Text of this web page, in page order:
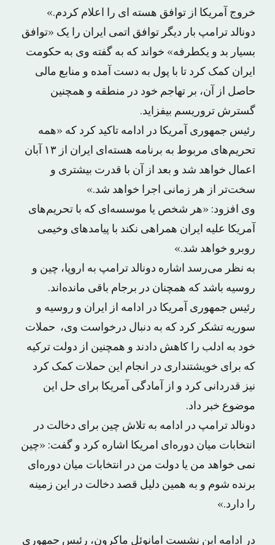
خروج آمریکا از توافق هسته ای را اعلام کردم.»
دونالد ترامپ بار دیگر توافق اتمی ایران را یک «توافق
بسیار بد و یکطرفه» خواند که به گفته وی به حکومت
ایران کمک کرد تا با پول به دست آمده و منابع مالی
حاصل از آن، بر تهاجم خود در منطقه و همچنین
گسترش تروریسم بیفزاید.
رئیس جمهوری آمریکا در ادامه تاکید کرد که «همه
تحریم‌های مربوط به برنامه هسته‌ای ایران از ۱۳ آبان
اعمال خواهد شد و بعد از آن با قدرت بیشتری و
سخت‌تر از هر زمانی اجرا خواهد شد.»
وی افزود: «هر شخص یا موسسه‌ای که با تحریم‌های
آمریکا علیه ایران همراهی نکند با پیامدهای وخیمی
روبرو خواهد شد.»
به نظر می‌رسد اشاره دونالد ترامپ به اروپا، چین و
روسیه باشد که همچنان در برجام باقی مانده‌اند.
رئیس جمهوری آمریکا در ادامه از ایران و روسیه و
سوریه تشکر کرد که به دنبال درخواست وی، حملات
خود به ادلب را کاهش دادند و همچنین از دولت ترکیه
که برای خویشتنداری در انجام این حملات کمک کرد
نیز قدردانی کرد و از آمادگی آمریکا برای حل این
موضوع خبر داد.
دونالد ترامپ در ادامه به تلاش چین برای دخالت در
انتخابات میان دوره‌ای امریکا اشاره کرد و گفت: «چین
نمی خواهد من یا دولت من در انتخابات میان دوره‌ای
برنده شوم و به همین دلیل قصد دخالت در این زمینه
را دارد.»
در ادامه این نشست امانوئل ماکرون، رئیس جمهوری